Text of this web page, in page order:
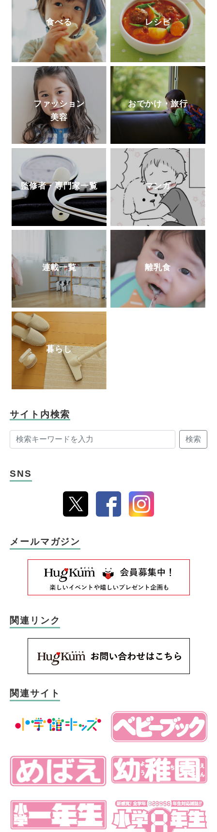
食べる レシピ
ファッション
美容
おでかけ・旅行
監修者・専門家一覧 マンガ
連載一覧 離乳食
暮らし
サイト内検索
検索
SNS
メールマガジン
関連リンク
関連サイト